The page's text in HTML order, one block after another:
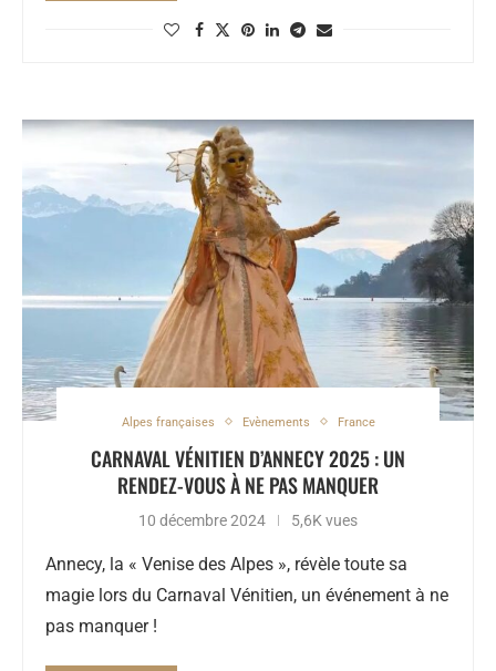
Alpes françaises Evènements France
CARNAVAL VÉNITIEN D’ANNECY 2025 : UN
RENDEZ-VOUS À NE PAS MANQUER
10 décembre 2024 5,6K vues
Annecy, la « Venise des Alpes », révèle toute sa
magie lors du Carnaval Vénitien, un événement à ne
pas manquer !